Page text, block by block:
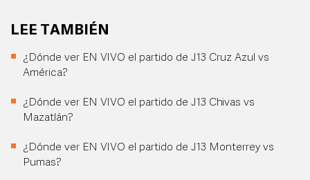
LEE TAMBIÉN
¿Dónde ver EN VIVO el partido de J13 Cruz Azul vs
América?
¿Dónde ver EN VIVO el partido de J13 Chivas vs
Mazatlán?
¿Dónde ver EN VIVO el partido de J13 Monterrey vs
Pumas?